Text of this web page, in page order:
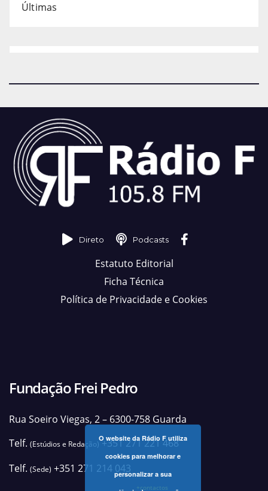
Últimas
Direto Podcasts
Estatuto Editorial
Ficha Técnica
Política de Privacidade e Cookies
Fundação Frei Pedro
Rua Soeiro Viegas, 2 – 6300-758 Guarda
Telf. (Estúdios e Redação)+351 271 221 468
Telf. (Sede) +351 271 214 043
+contactos
O website da Rádio F utiliza
cookies para melhorar e
personalizar a sua